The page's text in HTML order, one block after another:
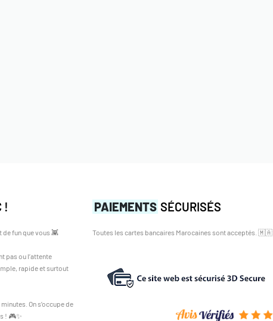
!
de fun que vous 👾
pas ou l’attente
rapide et surtout
On s’occupe de
! 🎮✨
PAIEMENTS SÉCURISÉS
Toutes les cartes bancaires Marocaines sont acceptés.🇲🇦